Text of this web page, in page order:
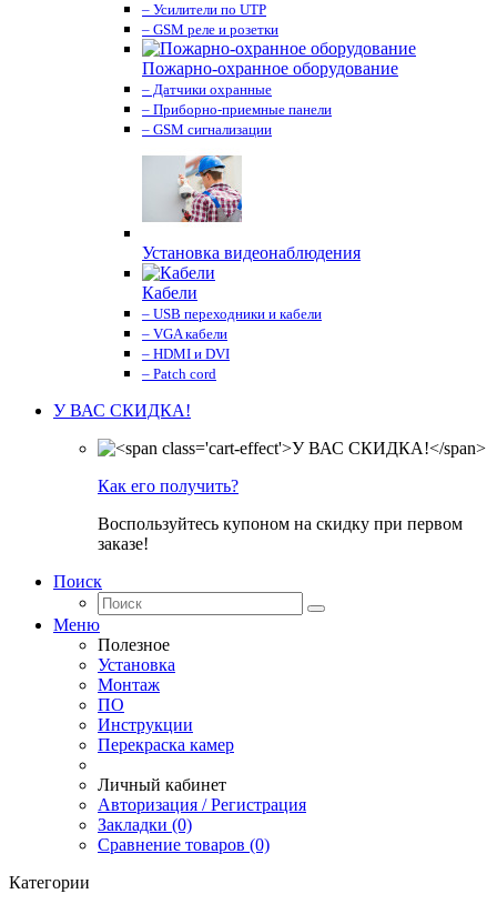
– Усилители по UTP
– GSM реле и розетки
Пожарно-охранное оборудование
– Датчики охранные
– Приборно-приемные панели
– GSM сигнализации
Установка видеонаблюдения
Кабели
– USB переходники и кабели
– VGA кабели
– HDMI и DVI
– Patch cord
У ВАС СКИДКА!
Как его получить?
Воспользуйтесь купоном на скидку при первом
заказе!
Поиск
Меню
Полезное
Установка
Монтаж
ПО
Инструкции
Перекраска камер
Личный кабинет
Авторизация / Регистрация
Закладки (0)
Сравнение товаров (0)
Категории